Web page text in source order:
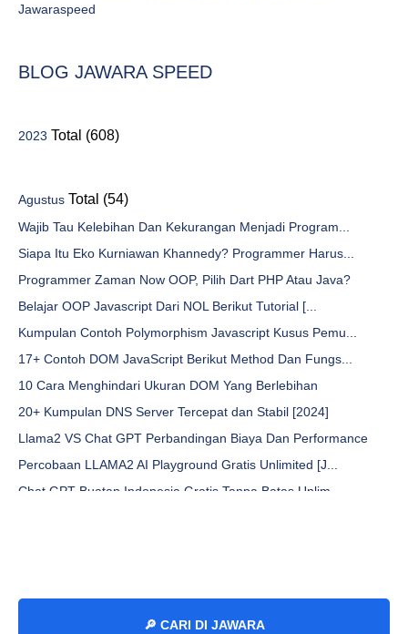
Jawaraspeed
BLOG JAWARA SPEED
2023 Total (608)
Agustus Total (54)
Wajib Tau Kelebihan Dan Kekurangan Menjadi Program...
Siapa Itu Eko Kurniawan Khannedy? Programmer Harus...
Programmer Zaman Now OOP, Pilih Dart PHP Atau Java?
Belajar OOP Javascript Dari NOL Berikut Tutorial [...
Kumpulan Contoh Polymorphism Javascript Kusus Pemu...
17+ Contoh DOM JavaScript Berikut Method Dan Fungs...
10 Cara Menghindari Ukuran DOM Yang Berlebihan
20+ Kumpulan DNS Server Tercepat dan Stabil [2024]
Llama2 VS Chat GPT Perbandingan Biaya Dan Performance
Percobaan LLAMA2 AI Playground Gratis Unlimited [J...
Chat GPT Buatan Indonesia Gratis Tanpa Batas Unlim...
Manfaat Dan Efek Google Bisnisku Terhadap SEO
Cara Pasang Iklan Di Google Maps Gratis [Jawaraspeed]
🔎 CARI DI JAWARA